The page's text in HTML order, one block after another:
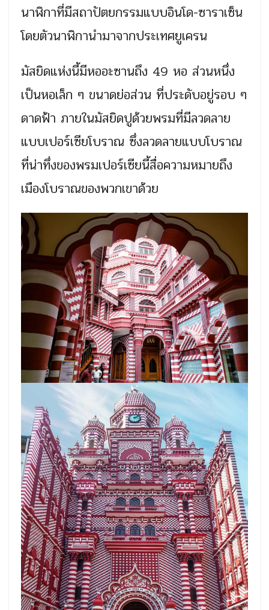
นาฬิกาที่มีสถาปัตยกรรมแบบอินโด-ซาราเซ็น
โดยตัวนาฬิกานำมาจากประเทศยูเครน
มัสยิดแห่งนี้มีหออะซานถึง 49 หอ ส่วนหนึ่ง
เป็นหอเล็ก ๆ ขนาดย่อส่วน ที่ประดับอยู่รอบ ๆ
ดาดฟ้า ภายในมัสยิดปูด้วยพรมที่มีลวดลาย
แบบเปอร์เซียโบราณ ซึ่งลวดลายแบบโบราณ
ที่น่าทึ่งของพรมเปอร์เซียนี้สื่อความหมายถึง
เมืองโบราณของพวกเขาด้วย